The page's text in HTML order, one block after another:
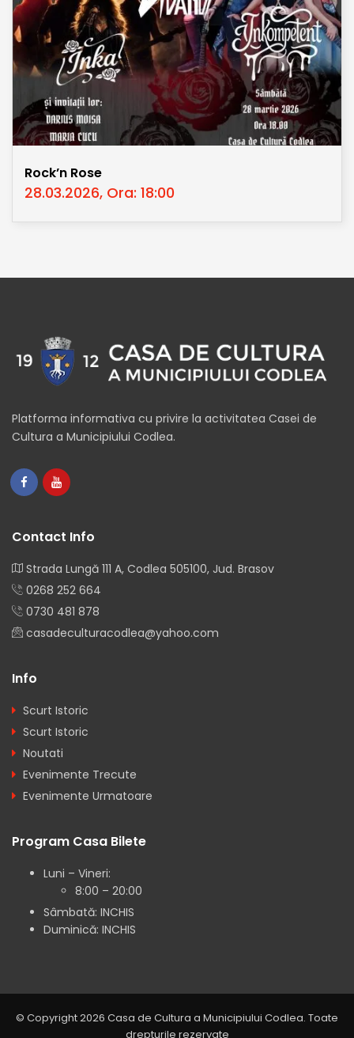
Rock’n Rose
28.03.2026, Ora: 18:00
Platforma informativa cu privire la activitatea Casei de
Cultura a Municipiului Codlea.
Contact Info
Strada Lungă 111 A, Codlea 505100, Jud. Brasov
0268 252 664
0730 481 878
casadeculturacodlea@yahoo.com
Info
Scurt Istoric
Scurt Istoric
Noutati
Evenimente Trecute
Evenimente Urmatoare
Program Casa Bilete
Luni – Vineri:
8:00 – 20:00
Sâmbată: INCHIS
Duminică: INCHIS
© Copyright 2026 Casa de Cultura a Municipiului Codlea. Toate
drepturile rezervate